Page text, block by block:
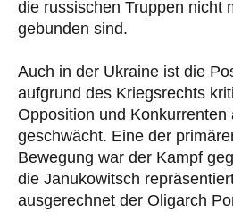
die russischen Truppen nicht
gebunden sind.
Auch in der Ukraine ist die
aufgrund des Kriegsrechts
Opposition und Konkurrenten
geschwächt. Eine der
Bewegung war der Kampf
die Janukowitsch
ausgerechnet der Oligarch